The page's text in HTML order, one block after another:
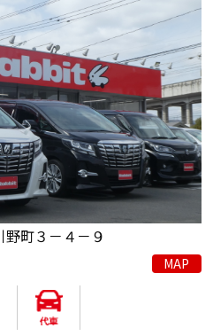
町３－４－９
MAP